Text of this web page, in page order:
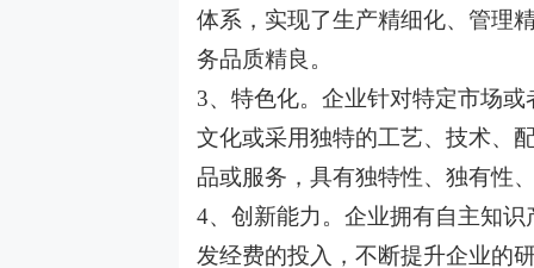
体系，实现了生产精细化、管理
务品质精良。
3、特色化。企业针对特定市场
文化或采用独特的工艺、技术、
品或服务，具有独特性、独有性
4、创新能力。企业拥有自主知
发经费的投入，不断提升企业的